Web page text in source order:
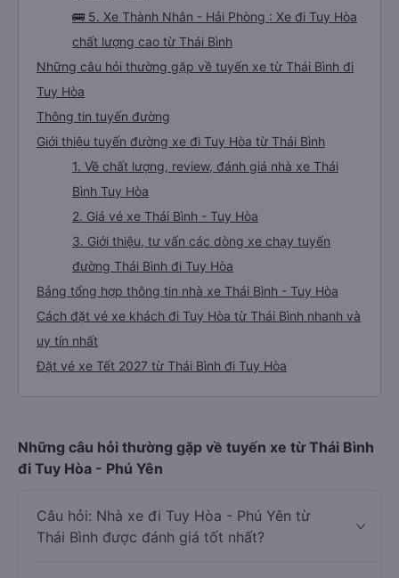
🚌 5. Xe Thành Nhân - Hải Phòng : Xe đi Tuy Hòa
chất lượng cao từ Thái Bình
Những câu hỏi thường gặp về tuyến xe từ Thái Bình đi
Tuy Hòa
Thông tin tuyến đường
Giới thiệu tuyến đường xe đi Tuy Hòa từ Thái Bình
1. Về chất lượng, review, đánh giá nhà xe Thái
Bình Tuy Hòa
2. Giá vé xe Thái Bình - Tuy Hòa
3. Giới thiệu, tư vấn các dòng xe chạy tuyến
đường Thái Bình đi Tuy Hòa
Bảng tổng hợp thông tin nhà xe Thái Bình - Tuy Hòa
Cách đặt vé xe khách đi Tuy Hòa từ Thái Bình nhanh và
uy tín nhất
Đặt vé xe Tết 2027 từ Thái Bình đi Tuy Hòa
Những câu hỏi thường gặp về tuyến xe từ Thái Bình
đi Tuy Hòa - Phú Yên
Câu hỏi: Nhà xe đi Tuy Hòa - Phú Yên từ
Thái Bình được đánh giá tốt nhất?